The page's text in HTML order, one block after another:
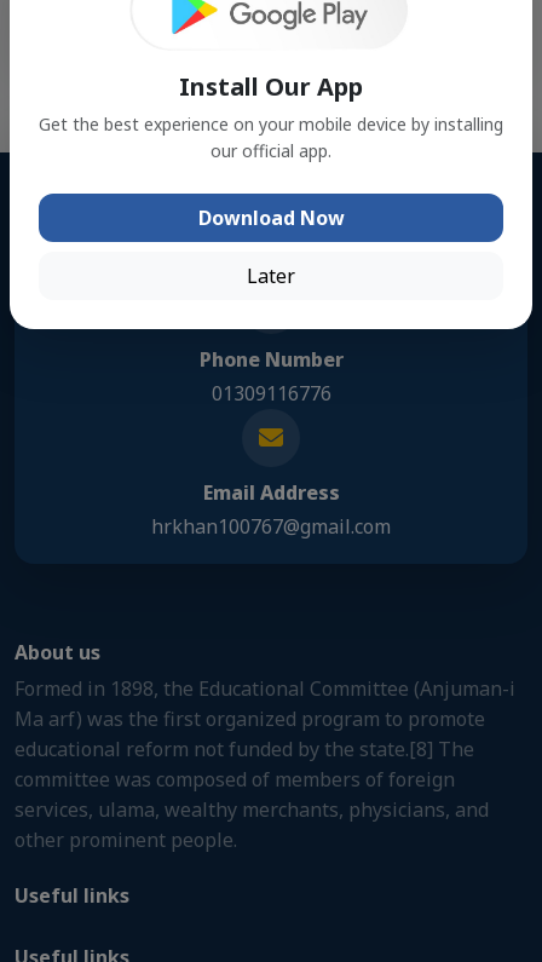
Address
Phone Number
01309116776
Email Address
hrkhan100767@gmail.com
About us
Formed in 1898, the Educational Committee (Anjuman-i
Ma arf) was the first organized program to promote
educational reform not funded by the state.[8] The
committee was composed of members of foreign
services, ulama, wealthy merchants, physicians, and
other prominent people.
Useful links
Install Our App
Get the best experience on your mobile device by installing
our official app.
Download Now
Later